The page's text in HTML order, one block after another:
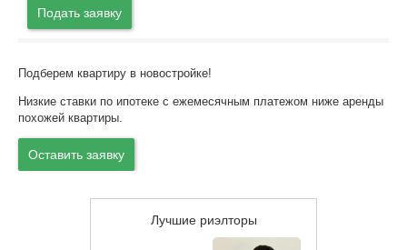
Подать заявку
Подберем квартиру в новостройке!
Низкие ставки по ипотеке с ежемесячным платежом ниже аренды
похожей квартиры.
Оставить заявку
Лучшие риэлторы